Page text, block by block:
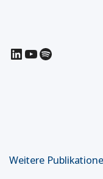
LinkedIn
YouTube
Spotify
Weitere